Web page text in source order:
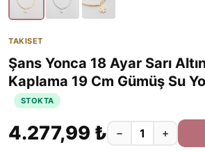
TAKISET
Şans Yonca 18 Ayar Sarı
Kaplama 19 Cm Gümüş Su
STOKTA
4.277,99 ₺ − +